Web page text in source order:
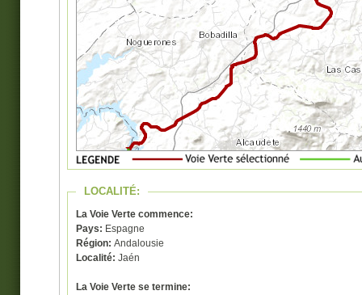
LOCALITÉ:
La Voie Verte commence:
Pays: Espagne
Région: Andalousie
Localité: Jaén
La Voie Verte se termine: